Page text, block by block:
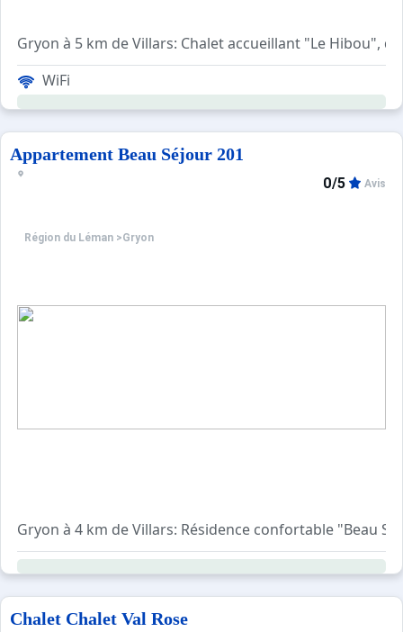
Gryon à 5 km de Villars: Chalet accueillant "Le Hibou",
"Chalet Le Hibou", chalet 5 pièces 160 m2 sur 3
WiFi
Appartement Beau Séjour 201
Région du Léman >Gryon
0/5 Avis
Gryon à 4 km de Villars: Résidence confortable "Beau
Chalet Chalet Val Rose